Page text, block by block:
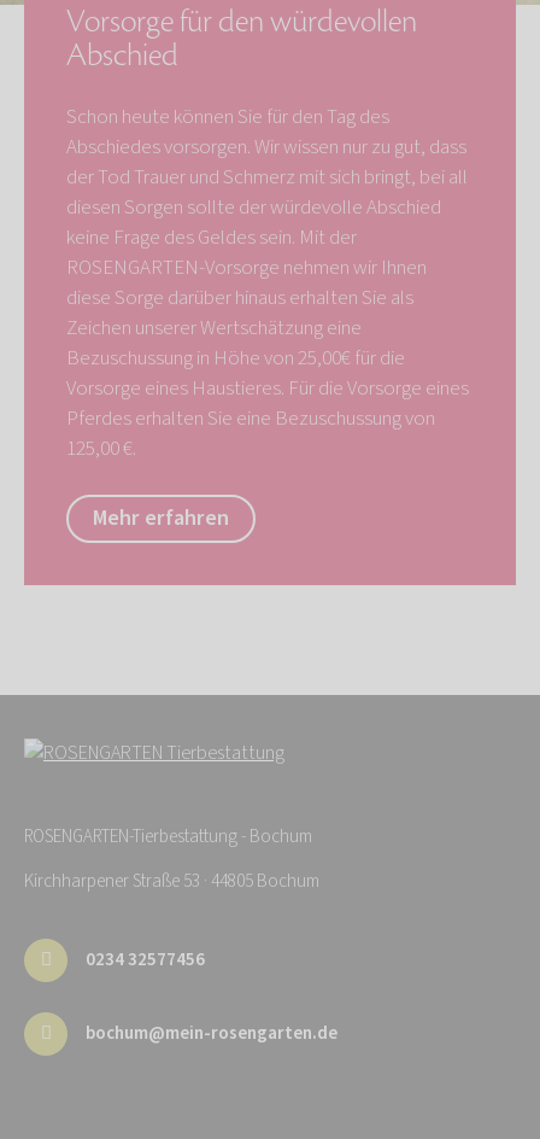
Vorsorge für den würdevollen
Abschied
Schon heute können Sie für den Tag des
Abschiedes vorsorgen. Wir wissen nur zu gut, dass
der Tod Trauer und Schmerz mit sich bringt, bei all
diesen Sorgen sollte der würdevolle Abschied
keine Frage des Geldes sein. Mit der
ROSENGARTEN-Vorsorge nehmen wir Ihnen
diese Sorge darüber hinaus erhalten Sie als
Zeichen unserer Wertschätzung eine
Bezuschussung in Höhe von 25,00€ für die
Vorsorge eines Haustieres. Für die Vorsorge eines
Pferdes erhalten Sie eine Bezuschussung von
125,00 €.
Mehr erfahren
ROSENGARTEN-Tierbestattung - Bochum
Kirchharpener Straße 53 · 44805 Bochum
0234 32577456
bochum@mein-rosengarten.de